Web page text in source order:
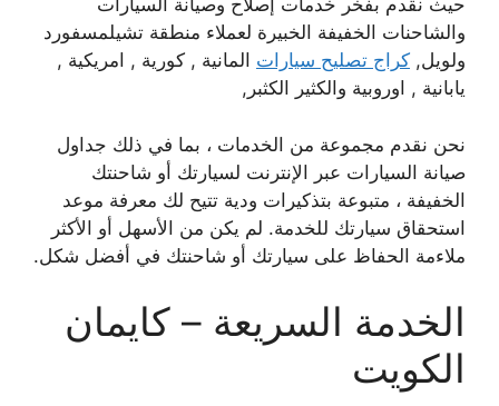
حيث نقدم بفخر خدمات إصلاح وصيانة السيارات
والشاحنات الخفيفة الخبيرة لعملاء منطقة تشيلمسفورد
ولويل, كراج تصليح سيارات المانية , كورية , امريكية ,
يابانية , اوروبية والكثير الكثبر,
نحن نقدم مجموعة من الخدمات ، بما في ذلك جداول
صيانة السيارات عبر الإنترنت لسيارتك أو شاحنتك
الخفيفة ، متبوعة بتذكيرات ودية تتيح لك معرفة موعد
استحقاق سيارتك للخدمة. لم يكن من الأسهل أو الأكثر
ملاءمة الحفاظ على سيارتك أو شاحنتك في أفضل شكل.
الخدمة السريعة – كايمان
الكويت